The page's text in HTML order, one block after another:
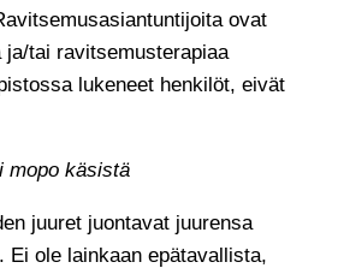
ovat
tai ravitsemusterapiaa
lukeneet henkilöt, eivät
mopo käsistä
juuret juontavat juurensa
Ei ole lainkaan epätavallista,